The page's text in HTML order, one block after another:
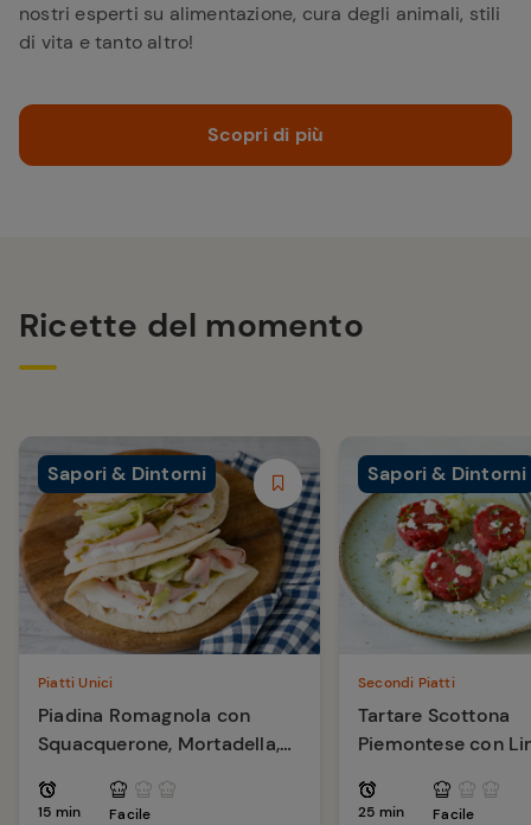
nostri esperti su alimentazione, cura degli animali, stili
di vita e tanto altro!
Scopri di più
Ricette del momento
Sapori & Dintorni
Piatti Unici
Piadina Romagnola con
Squacquerone, Mortadella,
15 min Facile
Sapori & Dintorni
Secondi Piatti
Tartare Scottona
Piemontese con
25 min Facile